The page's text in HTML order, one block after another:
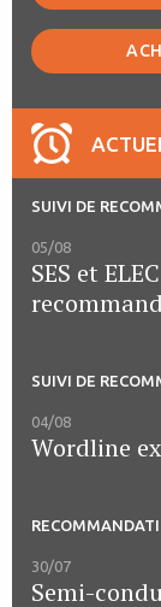
SUIVI DE
05/08
SES et
SUIVI DE
04/08
Wordline
30/07
Semi-